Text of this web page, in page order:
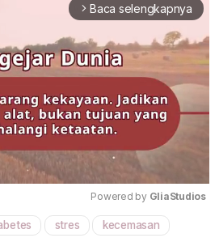
arrow_forward_ios Baca selengkapnya
Mute
Powered by GliaStudios
stres kecemasan